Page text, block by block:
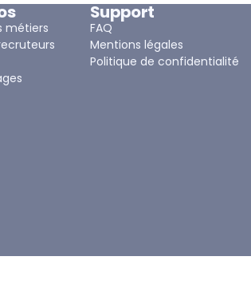
métiers
Support
FAQ
Mentions légales
Politique de confidentialité